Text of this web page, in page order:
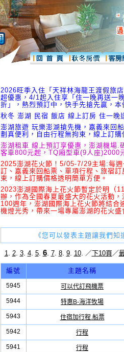
2026旺季入住「天祥林海龍王渡假旅
超優惠，4/1起入住享「住一晚再送一
折」，熱烈預訂中，快手先搶先贏，
秋冬 澎湖 民宿 飯店 線上訂房 住一晚
澎湖旅遊 玩樂澎湖搶先機，嘉義來回
劃真便利，自由行程無拘束，線上訂購
澎湖租車 線上預訂享優惠，澎湖機場.
客車800元起，TQ廂型車(9人座)2000
2025澎湖花火節！5/05-7/29主場:每
訂、嘉義來回船票、單項行程、旅宿
束，線上訂購價格透明簡單方便。
2023澎湖國際海上花火節暫定於明（
辦，作為全國春夏最盛大的花火活動
100週年，澎湖國際海上花火節將結合
機燈光秀，帶來一場專屬澎湖的花火盛
《您可以發表主題讓我們知
1 2. 3. 4. 5. 6. 7. 8. 9. 10. ／下10頁／
編號 主題名稱
5945 可以代訂飛機票
5944 特惠B-海洋牧場
5943 住宿加行程.船票
5942 行程
5941 行程